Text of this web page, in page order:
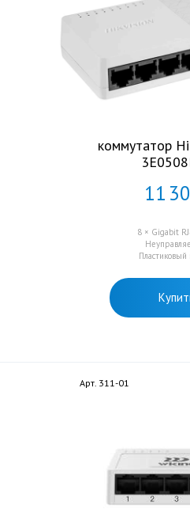
коммутатор
11
8 × Gigabit
Пластиковый
Арт. 311-01